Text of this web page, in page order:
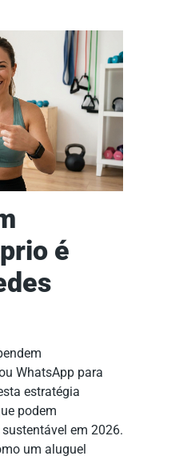
é
WhatsApp para
estratégia
podem
em 2026.
um aluguel